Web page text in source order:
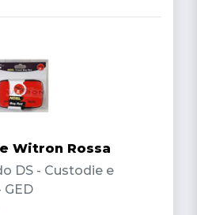
Witron Rossa
DS - Custodie e